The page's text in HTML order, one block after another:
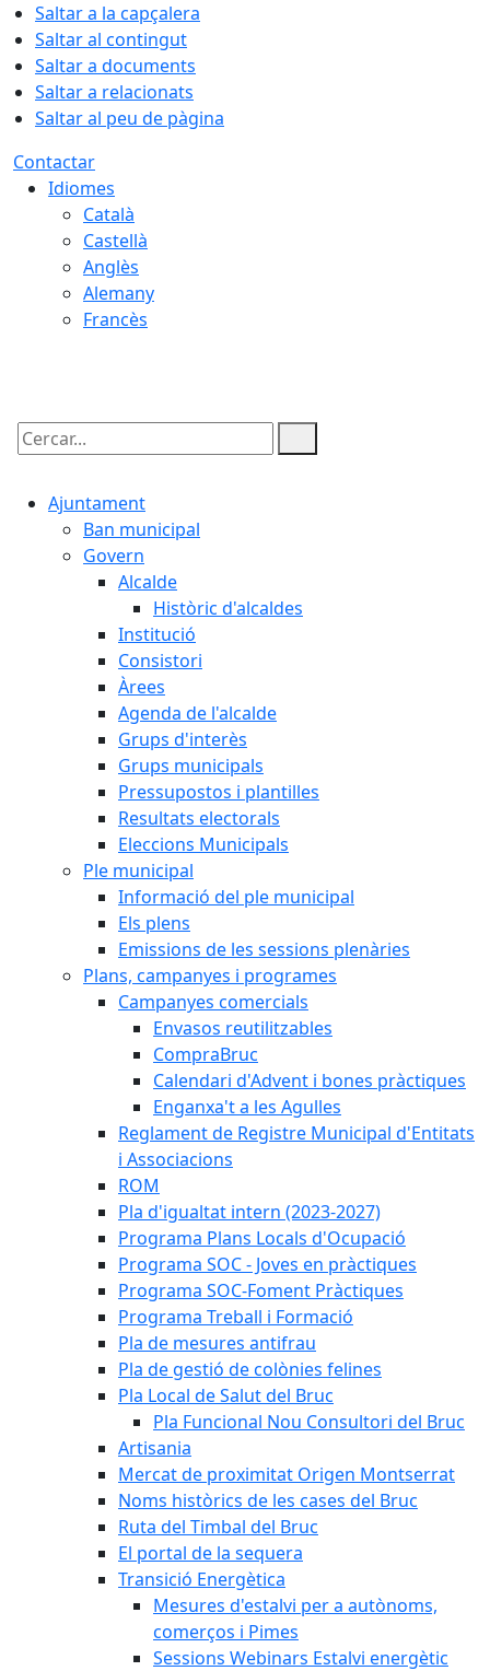
Saltar a la capçalera
Saltar al contingut
Saltar a documents
Saltar a relacionats
Saltar al peu de pàgina
Contactar
Idiomes
Català
Castellà
Anglès
Alemany
Francès
Cercar:
Ajuntament
Ban municipal
Govern
Alcalde
Històric d'alcaldes
Institució
Consistori
Àrees
Agenda de l'alcalde
Grups d'interès
Grups municipals
Pressupostos i plantilles
Resultats electorals
Eleccions Municipals
Ple municipal
Informació del ple municipal
Els plens
Emissions de les sessions plenàries
Plans, campanyes i programes
Campanyes comercials
Envasos reutilitzables
CompraBruc
Calendari d'Advent i bones pràctiques
Enganxa't a les Agulles
Reglament de Registre Municipal d'Entitats
i Associacions
ROM
Pla d'igualtat intern (2023-2027)
Programa Plans Locals d'Ocupació
Programa SOC - Joves en pràctiques
Programa SOC-Foment Pràctiques
Programa Treball i Formació
Pla de mesures antifrau
Pla de gestió de colònies felines
Pla Local de Salut del Bruc
Pla Funcional Nou Consultori del Bruc
Artisania
Mercat de proximitat Origen Montserrat
Noms històrics de les cases del Bruc
Ruta del Timbal del Bruc
El portal de la sequera
Transició Energètica
Mesures d'estalvi per a autònoms,
comerços i Pimes
Sessions Webinars Estalvi energètic